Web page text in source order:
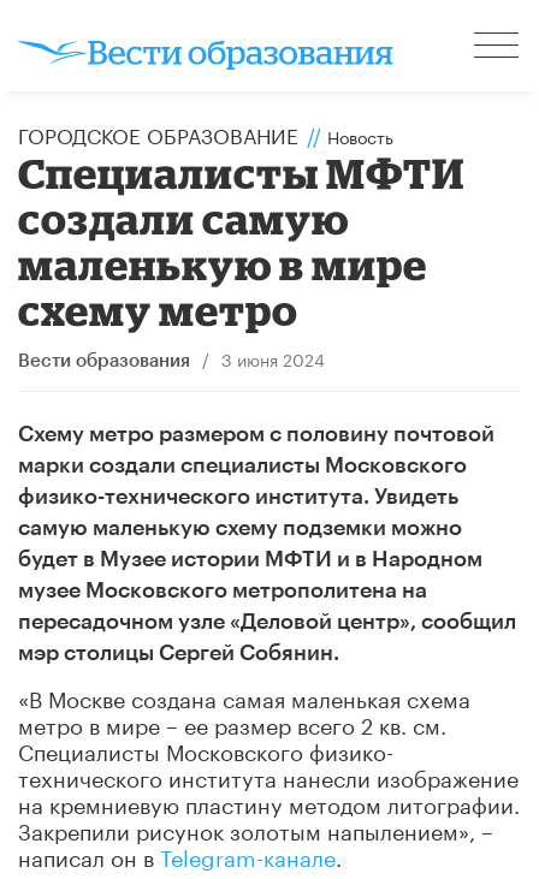
ГОРОДСКОЕ ОБРАЗОВАНИЕ // Новость
Специалисты МФТИ
создали самую
маленькую в мире
схему метро
Вести образования / 3 июня 2024
Схему метро размером с половину почтовой
марки создали специалисты Московского
физико-технического института. Увидеть
самую маленькую схему подземки можно
будет в Музее истории МФТИ и в Народном
музее Московского метрополитена на
пересадочном узле «Деловой центр», сообщил
мэр столицы Сергей Собянин.
«В Москве создана самая маленькая схема
метро в мире – ее размер всего 2 кв. см.
Специалисты Московского физико-
технического института нанесли изображение
на кремниевую пластину методом литографии.
Закрепили рисунок золотым напылением», –
написал он вTelegram-канале